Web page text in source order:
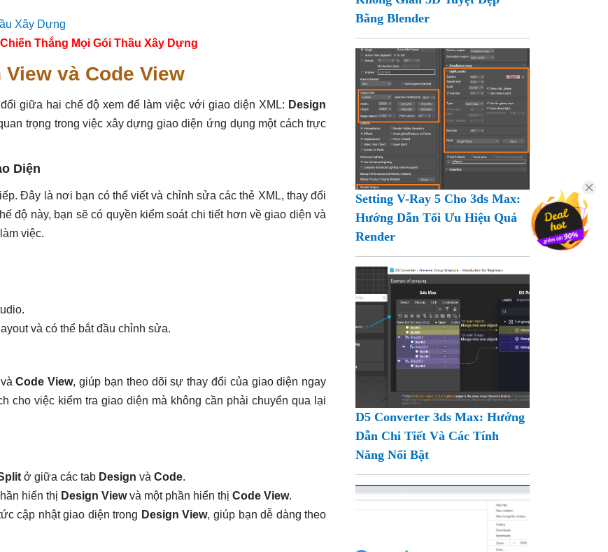
Thắng Mọi Gói Thầu Xây Dựng
và Code View
giữa hai chế độ xem để làm việc với giao diện XML: Design
trọng trong việc xây dựng giao diện ứng dụng một cách trực
Diện
Đây là nơi bạn có thể viết và chỉnh sửa các thẻ XML, thay đổi
độ này, bạn sẽ có quyền kiểm soát chi tiết hơn về giao diện và
việc.
và có thể bắt đầu chỉnh sửa.
Code View, giúp bạn theo dõi sự thay đổi của giao diện ngay
cho việc kiểm tra giao diện mà không cần phải chuyển qua lại
ở giữa các tab Design và Code.
hiển thị Design Viewvà một phần hiển thị Code View.
cập nhật giao diện trong Design View, giúp bạn dễ dàng theo
Bằng Blender
Setting V-Ray 5 Cho 3ds Max:
Hướng Dẫn Tối Ưu Hiệu Quả
Render
D5 Converter 3ds Max: Hướng
Dẫn Chi Tiết Và Các Tính
Năng Nổi Bật